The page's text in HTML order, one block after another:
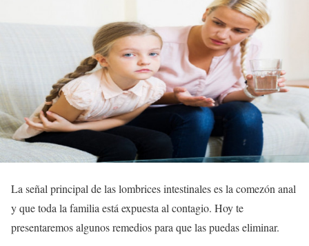
La señal principal de las lombrices intestinales es la comezón anal
y que toda la familia está expuesta al contagio. Hoy te
presentaremos algunos remedios para que las puedas eliminar.